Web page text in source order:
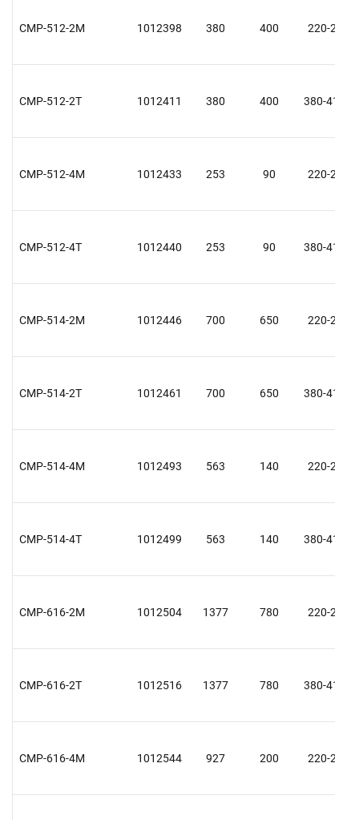
CMP-512-2M 1012398 380 400 220-240
CMP-512-2T 1012411 380 400 380-415 Y
CMP-512-4M 1012433 253 90 220-240
CMP-512-4T 1012440 253 90 380-415 Y
CMP-514-2M 1012446 700 650 220-240
CMP-514-2T 1012461 700 650 380-415 Y
CMP-514-4M 1012493 563 140 220-240
CMP-514-4T 1012499 563 140 380-415 Y
CMP-616-2M 1012504 1377 780 220-240
CMP-616-2T 1012516 1377 780 380-415 Y
CMP-616-4M 1012544 927 200 220-240